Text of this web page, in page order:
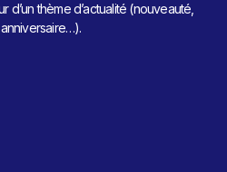
thème d’actualité (nouveauté,